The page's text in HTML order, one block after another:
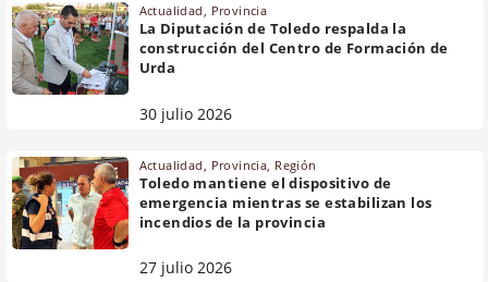
Actualidad Provincia
La Diputación de Toledo respalda la
construcción del Centro de Formación de
Urda
30 julio 2026
Actualidad Provincia Región
Toledo mantiene el dispositivo de
emergencia mientras se estabilizan los
incendios de la provincia
27 julio 2026